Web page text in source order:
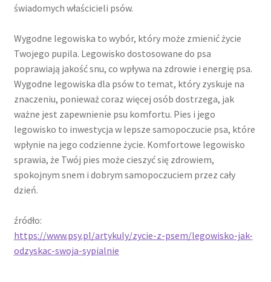
świadomych właścicieli psów.
Wygodne legowiska to wybór, który może zmienić życie
Twojego pupila. Legowisko dostosowane do psa
poprawiają jakość snu, co wpływa na zdrowie i energię psa.
Wygodne legowiska dla psów to temat, który zyskuje na
znaczeniu, ponieważ coraz więcej osób dostrzega, jak
ważne jest zapewnienie psu komfortu. Pies i jego
legowisko to inwestycja w lepsze samopoczucie psa, które
wpłynie na jego codzienne życie. Komfortowe legowisko
sprawia, że Twój pies może cieszyć się zdrowiem,
spokojnym snem i dobrym samopoczuciem przez cały
dzień.
źródło:
https://www.psy.pl/artykuly/zycie-z-psem/legowisko-jak-
odzyskac-swoja-sypialnie